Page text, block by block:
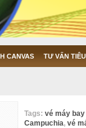
CANVAS TƯ VẤN
Tags: vé máy
Campuchia, vé